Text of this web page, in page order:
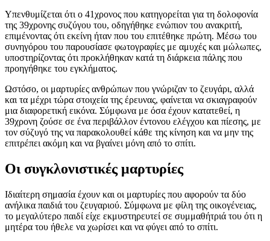
Υπενθυμίζεται ότι ο 41χρονος που κατηγορείται για τη δολοφονία
της 39χρονης συζύγου του, οδηγήθηκε ενώπιον του ανακριτή,
επιμένοντας ότι εκείνη ήταν που του επιτέθηκε πρώτη. Μέσω του
συνηγόρου του παρουσίασε φωτογραφίες με αμυχές και μώλωπες,
υποστηρίζοντας ότι προκλήθηκαν κατά τη διάρκεια πάλης που
προηγήθηκε του εγκλήματος.
Ωστόσο, οι μαρτυρίες ανθρώπων που γνώριζαν το ζευγάρι, αλλά
και τα μέχρι τώρα στοιχεία της έρευνας, φαίνεται να σκιαγραφούν
μια διαφορετική εικόνα. Σύμφωνα με όσα έχουν κατατεθεί, η
39χρονη ζούσε σε ένα περιβάλλον έντονου ελέγχου και πίεσης, με
τον σύζυγό της να παρακολουθεί κάθε της κίνηση και να μην της
επιτρέπει ακόμη και να βγαίνει μόνη από το σπίτι.
Οι συγκλονιστικές μαρτυρίες
Ιδιαίτερη σημασία έχουν και οι μαρτυρίες που αφορούν τα δύο
ανήλικα παιδιά του ζευγαριού. Σύμφωνα με φίλη της οικογένειας,
το μεγαλύτερο παιδί είχε εκμυστηρευτεί σε συμμαθήτριά του ότι η
μητέρα του ήθελε να χωρίσει και να φύγει από το σπίτι.